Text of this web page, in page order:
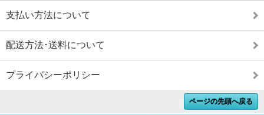
支払い方法について
配送方法･送料について
プライバシーポリシー
ページの先頭へ戻る